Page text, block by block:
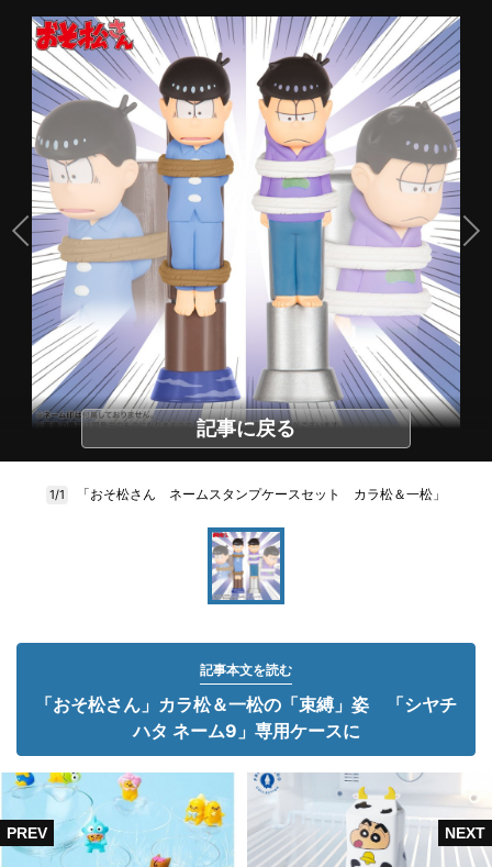
記事に戻る
1/1 「おそ松さん ネームスタンプケースセット カラ松＆一松」
記事本文を読む
「おそ松さん」カラ松＆一松の「束縛」姿 「シヤチ
ハタ ネーム9」専用ケースに